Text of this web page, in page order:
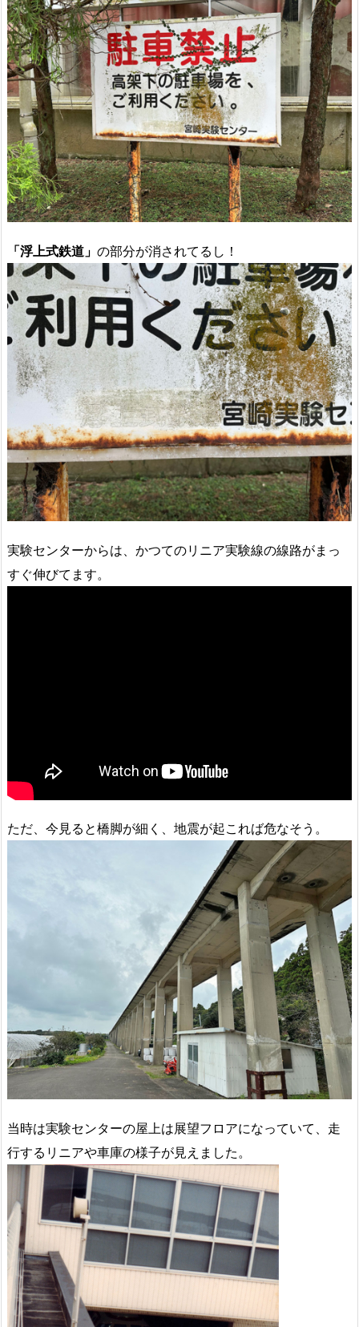
「浮上式鉄道」 の部分が消されてるし！
実験センターからは、かつてのリニア実験線の線路がまっ
すぐ伸びてます。
ただ、今見ると橋脚が細く、地震が起これば危なそう。
当時は実験センターの屋上は展望フロアになっていて、走
行するリニアや車庫の様子が見えました。